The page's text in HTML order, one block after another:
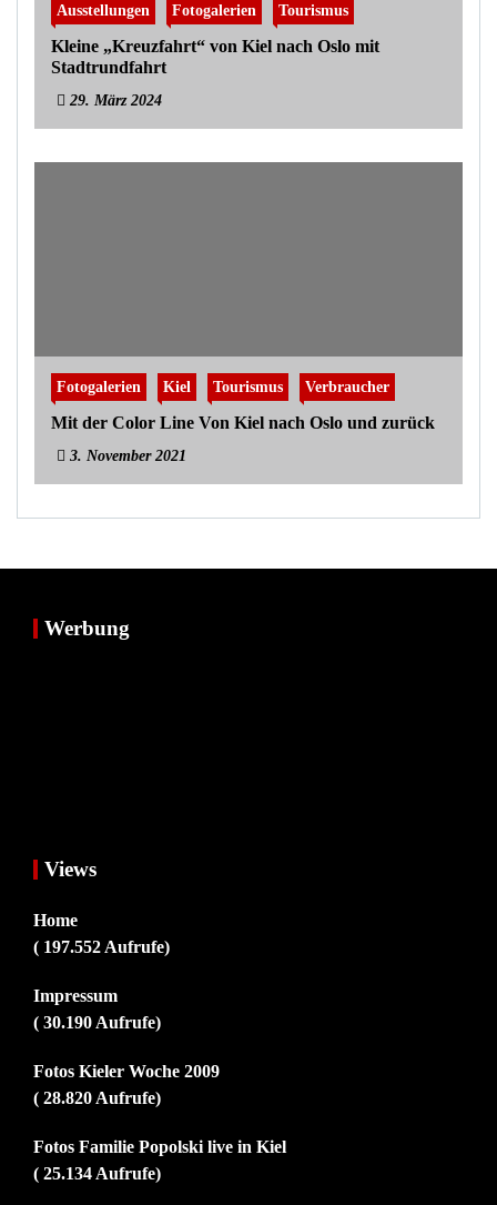
Ausstellungen Fotogalerien Tourismus
Kleine „Kreuzfahrt“ von Kiel nach Oslo mit
Stadtrundfahrt
29. März 2024
Fotogalerien Kiel Tourismus Verbraucher
Mit der Color Line Von Kiel nach Oslo und zurück
3. November 2021
Werbung
Views
Home
( 197.552 Aufrufe)
Impressum
( 30.190 Aufrufe)
Fotos Kieler Woche 2009
( 28.820 Aufrufe)
Fotos Familie Popolski live in Kiel
( 25.134 Aufrufe)